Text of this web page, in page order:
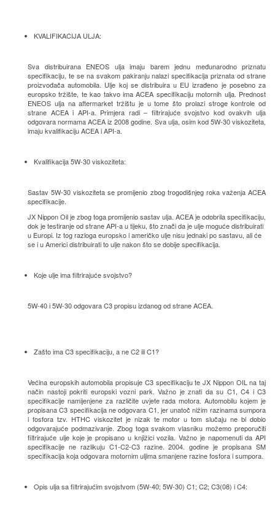
KVALIFIKACIJA ULJA:
Sva distribuirana ENEOS ulja imaju barem jednu međunarodno priznatu
specifikaciju, te se na svakom pakiranju nalazi specifikacija priznata od strane
proizvođača automobila. Ulje koj se distribuira u EU izrađeno je posebno za
europsko tržište, te kao takvo ima ACEA specifikaciju motornih ulja. Prednost
ENEOS ulja na aftermarket tržištu je u tome što prolazi stroge kontrole od
strane ACEA i API-a. Primjera radi – filtrirajuće svojstvo kod ovakvih ulja
odgovara normama ACEA iz 2008 godine. Sva ulja, osim kod 5W-30 viskoziteta,
imaju kvalifikaciju ACEA i API-a.
Kvalifikacija 5W-30 viskoziteta:
Sastav 5W-30 viskoziteta se promijenio zbog trogodišnjeg roka važenja ACEA
specifikacije.
JX Nippon Oil je zbog toga promijenio sastav ulja. ACEA je odobrila specifikaciju,
dok je testiranje od strane API-a u tijeku, što znači da je ulje moguće distribuirati
u Europi. Iz tog razloga europsko i američko ulje nisu jednaki po sastavu, ali će
se i u Americi distribuirati to ulje nakon što se dobije specifikacija.
Koje ulje ima filtrirajuće svojstvo?
5W-40 i 5W-30 odgovara C3 propisu izdanog od strane ACEA.
Zašto ima C3 specifikaciju, a ne C2 ili C1?
Većina europskih automobila propisuje C3 specifikaciju te JX Nippon OIL na taj
način nastoji pokriti europski vozni park. Važno je znati da su C1, C4 i C3
specifikacije namijenjene za različite uvjete rada motora. Automobilu kojem je
propisana C3 specifikacija ne odgovara C1, jer unatoč nižim razinama sumpora
i fosfora tzv. HTHC viskozitet je nizak te motor u tom slučaju ne bi dobio
odgovarajuće podmazivanje. Zbog toga svakom vlasniku možemo preporučiti
filtrirajuće ulje koje je propisano u knjižici vozila. Važno je napomenuti da API
specifikacije ne razlikuju C1-C2-C3 razine. 2004. godine je propisana SM
specifikacija koja odgovara motornim uljima smanjene razine fosfora i sumpora.
Opis ulja sa filtrirajućim svojstvom (5W-40; 5W-30) C1; C2; C3(08) i C4: